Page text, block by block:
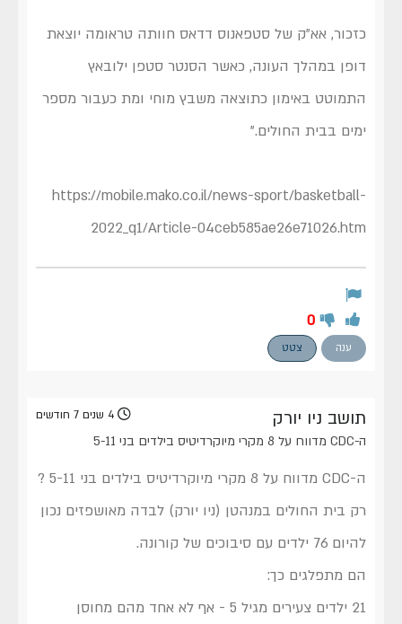
כזכור, אא"ק של סטפאנוס דדאס חוותה טראומה יוצאת
דופן במהלך העונה, כאשר הסנטר סטפן ילובאץ
התמוטט באימון כתוצאה משבץ מוחי ומת כעבור מספר
ימים בבית החולים."
https://mobile.mako.co.il/news-sport/basketball-
2022_q1/Article-04ceb585ae26e71026.htm
0
ענה צטט
תושב ניו יורק 4 שנים 7 חודשים
ה-CDC מדווח על 8 מקרי מיוקרדיטיס בילדים בני 5-11
ה-CDC מדווח על 8 מקרי מיוקרדיטיס בילדים בני 5-11 ?
רק בית החולים במנהטן (ניו יורק) לבדה מאושפזים נכון
להיום 76 ילדים עם סיבוכים של קורונה.
הם מתפלגים כך:
21 ילדים צעירים מגיל 5 - אף לא אחד מהם מחוסן